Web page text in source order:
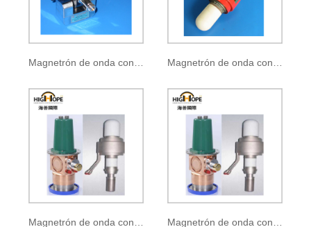
Magnetrón de onda continua CK-140B Magnetrón de onda continua CK-611